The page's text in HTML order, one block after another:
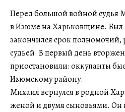
Перед большой войной судья
в Изюме на Харьковщине. Был
закончился срок
судьей. В первый день
приостановили: оккупанты
Изюмскому району.
Михаил вернулся в родной
женой и двумя сыновьями. Он